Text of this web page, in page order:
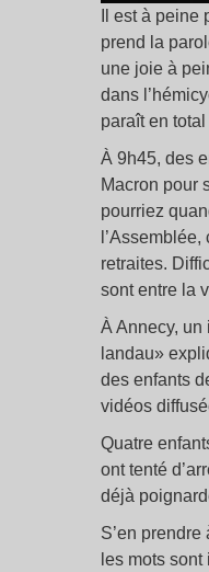
Il est à
prend la
une joie à
dans
paraît en
À 9h45, des
Macron pour
pourriez
retraites.
sont entre la
À Annecy,
landau»
des enfants
vidéos
Quatre
ont tenté
déjà
S’en
les mots